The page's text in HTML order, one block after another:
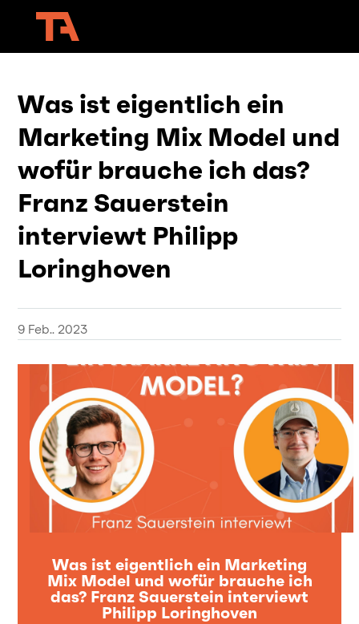
Was ist eigentlich ein
Marketing Mix Model und
wofür brauche ich das?
Franz Sauerstein
interviewt Philipp
Loringhoven
9 Feb.. 2023
Was ist eigentlich ein Marketing
Mix Model und wofür brauche ich
das? Franz Sauerstein interviewt
Philipp Loringhoven